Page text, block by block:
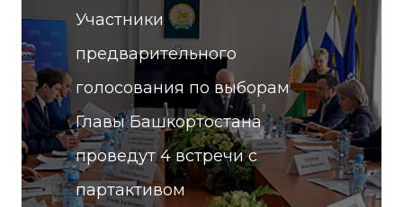
Участники
предварительного
голосования по выборам
Главы Башкортостана
проведут 4 встречи с
партактивом